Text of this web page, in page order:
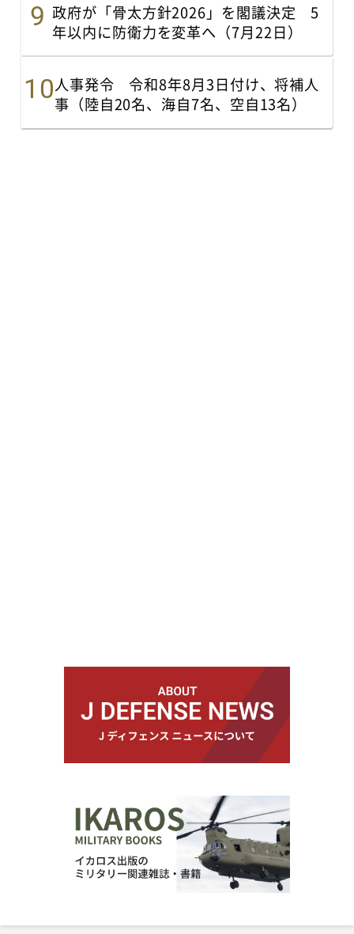
政府が「骨太方針2026」を閣議決定 5
年以内に防衛力を変革へ（7月22日）
人事発令 令和8年8月3日付け、将補人
事（陸自20名、海自7名、空自13名）